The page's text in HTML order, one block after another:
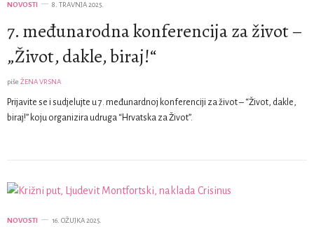
NOVOSTI 8. TRAVNJA 2025.
7. međunarodna konferencija za život –
„Život, dakle, biraj!“
piše ŽENA VRSNA
Prijavite se i sudjelujte u 7. međunardnoj konferenciji za život – “Život, dakle,
biraj!” koju organizira udruga “Hrvatska za Život”.
NOVOSTI 16. OŽUJKA 2025.